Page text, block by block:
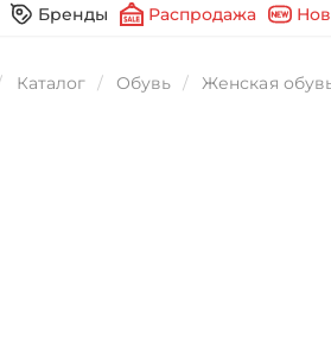
Бренды Распродажа
Каталог Обувь Женская